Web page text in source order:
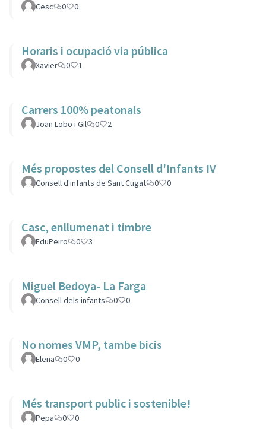
Cesc 0 0
Horaris i ocupació via pública
Xavier 0 1
Carrers 100% peatonals
Joan Lobo i Gil 0 2
Més propostes del Consell d'Infants IV
Consell d'infants de Sant Cugat 0 0
Casc, enllumenat i timbre
EduPeiro 0 3
Miguel Bedoya- La Farga
Consell dels infants 0 0
No nomes VMP, tambe bicis
Elena 0 0
Més transport public i sostenible!
Pepa 0 0